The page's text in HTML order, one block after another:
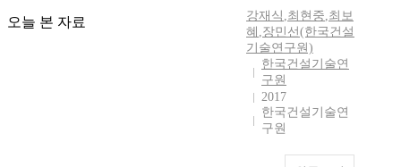
오늘 본 자료 강재식 ,최현중,최보
혜 ,장민선(한국건설
기술연구원)
한국건설기술연
구원
2017
한국건설기술연
구원